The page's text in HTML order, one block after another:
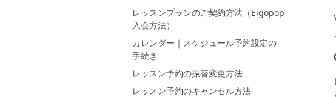
レッスンプランのご契約方法（Eigopop
入会方法）
カレンダー｜スケジュール予約設定の
手続き
レッスン予約の振替変更方法
レッスン予約のキャンセル方法